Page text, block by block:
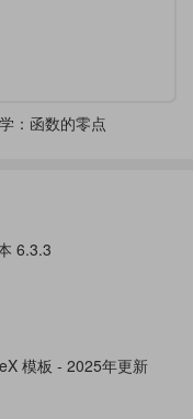
：函数的零点
6.3.3
模板 - 2025年更新